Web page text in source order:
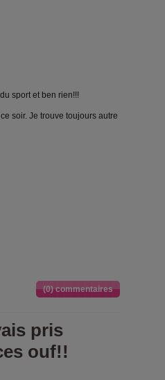
sport et ben rien!!!
soir. Je trouve toujours autre
(0) commentaires
pris
ouf!!